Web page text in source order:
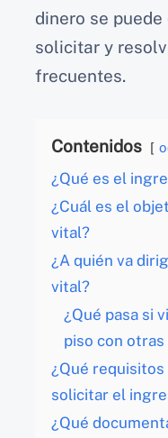
dinero se puede
solicitar y
frecuentes.
Contenidos
¿Qué es el
¿Cuál es el
vital?
¿A quién va
vital?
¿Qué pasa si
piso con
¿Qué
solicitar el
¿Qué